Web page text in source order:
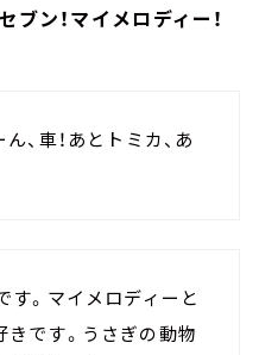
ン！マイメロディー！
、車！あとトミカ、あ
す。マイメロディーと
です。うさぎの動物